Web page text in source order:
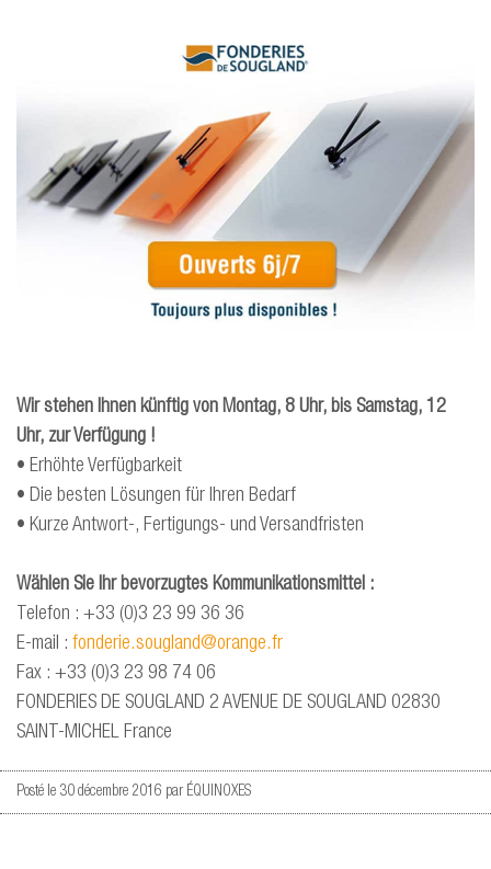
Wir stehen Ihnen künftig von Montag, 8 Uhr, bis Samstag, 12
Uhr, zur Verfügung !
• Erhöhte Verfügbarkeit
• Die besten Lösungen für Ihren Bedarf
• Kurze Antwort-, Fertigungs- und Versandfristen
Wählen Sie Ihr bevorzugtes Kommunikationsmittel :
Telefon : +33 (0)3 23 99 36 36
E-mail : fonderie.sougland@orange.fr
Fax : +33 (0)3 23 98 74 06
FONDERIES DE SOUGLAND 2 AVENUE DE SOUGLAND 02830
SAINT-MICHEL France
Posté le 30 décembre 2016 par ÉQUINOXES